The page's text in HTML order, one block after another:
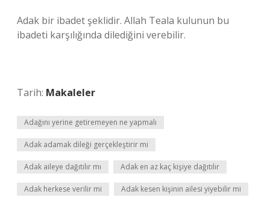
Adak bir ibadet şeklidir. Allah Teala kulunun bu
ibadeti karşılığında dilediğini verebilir.
Tarih: Makaleler
Adağını yerine getiremeyen ne yapmalı
Adak adamak dileği gerçekleştirir mi
Adak aileye dağıtılır mı Adak en az kaç kişiye dağıtılır
Adak herkese verilir mi Adak kesen kişinin ailesi yiyebilir mi